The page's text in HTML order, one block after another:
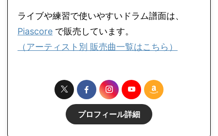
ライブや練習で使いやすいドラム譜面は、
Piascore で販売しています。
（アーティスト別 販売曲一覧はこちら）
プロフィール詳細